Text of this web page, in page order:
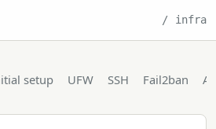
infra
setup UFW SSH Fail2ban